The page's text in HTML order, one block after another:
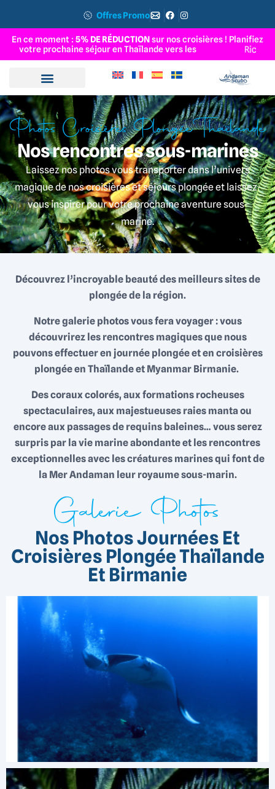
Offres Promo
En ce moment : 5% DE RÉDUCTIONsur nos croisières ! Planifiez
votre prochaine séjour en Thaïlande vers les
sdu
Photos Croisières Plongée Thaïlande
Nos rencontres sous-marines
Laissez nos photos vous transporter dans l’univers
magique de nos croisières et séjours plongée et laissez-
vous inspirer pour votre prochaine aventure sous-
marine.
Découvrez l’incroyable beauté des meilleurs sites de
plongée de la région.
Notre galerie photos vous fera voyager : vous
découvrirez les rencontres magiques que nous
pouvons effectuer en journée plongée et en croisières
plongée en Thaïlande et Myanmar Birmanie.
Des coraux colorés, aux formations rocheuses
spectaculaires, aux majestueuses raies manta ou
encore aux passages de requins baleines… vous serez
surpris par la vie marine abondante et les rencontres
exceptionnelles avec les créatures marines qui font de
la Mer Andaman leur royaume sous-marin.
Galerie Photos
Nos Photos Journées Et
Croisières Plongée Thaïlande
Et Birmanie